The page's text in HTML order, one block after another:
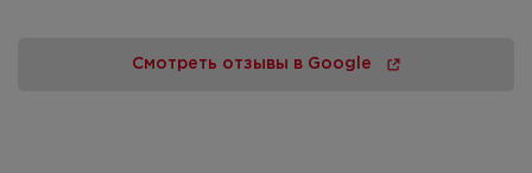
Смотреть отзывы в Google